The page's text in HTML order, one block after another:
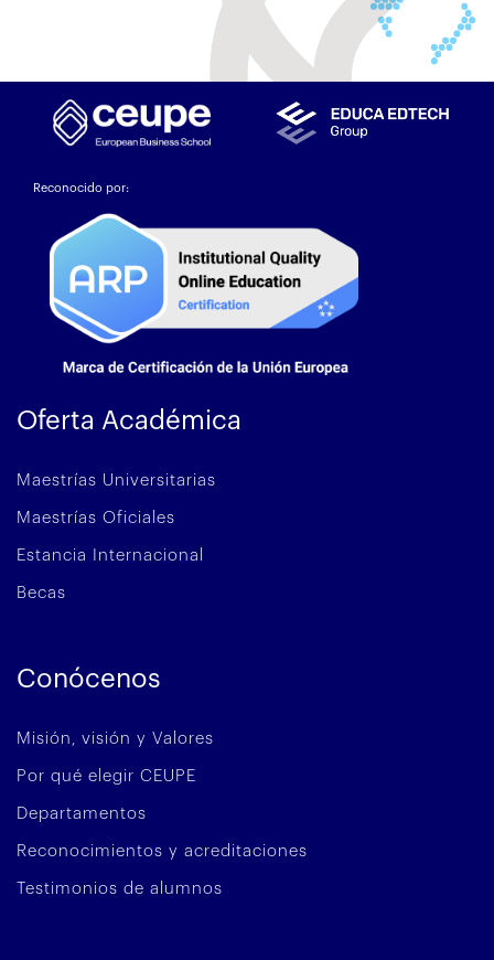
Reconocido por:
Oferta Académica
Maestrías Universitarias
Maestrías Oficiales
Estancia Internacional
Becas
Conócenos
Misión, visión y Valores
Por qué elegir CEUPE
Departamentos
Reconocimientos y acreditaciones
Testimonios de alumnos